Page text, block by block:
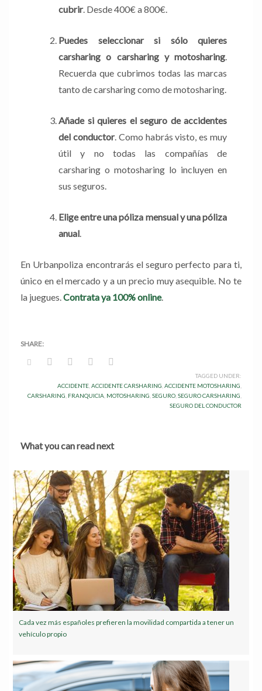
cubrir. Desde 400€ a 800€.
Puedes seleccionar si sólo quieres
carsharing o carsharing y motosharing.
Recuerda que cubrimos todas las marcas
tanto de carsharing como de motosharing.
Añade si quieres el seguro de accidentes
del conductor. Como habrás visto, es muy
útil y no todas las compañías de
carsharing o motosharing lo incluyen en
sus seguros.
Elige entre una póliza mensual y una póliza
anual.
En Urbanpoliza encontrarás el seguro perfecto para ti,
único en el mercado y a un precio muy asequible. No te
la juegues.Contrata ya 100% online.
TAGGED UNDER:
ACCIDENTE ACCIDENTE CARSHARING ACCIDENTE MOTOSHARING
CARSHARING FRANQUICIA MOTOSHARING SEGURO SEGURO CARSHARING
SEGURO DEL CONDUCTOR
What you can read next
Cada vez más españoles prefieren la movilidad compartida a tener un
vehículo propio